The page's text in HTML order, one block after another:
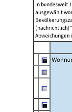
In bundesweit
ausgewählt
Abweichungen